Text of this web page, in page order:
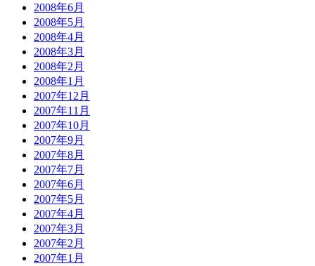
2008年6月
2008年5月
2008年4月
2008年3月
2008年2月
2008年1月
2007年12月
2007年11月
2007年10月
2007年9月
2007年8月
2007年7月
2007年6月
2007年5月
2007年4月
2007年3月
2007年2月
2007年1月